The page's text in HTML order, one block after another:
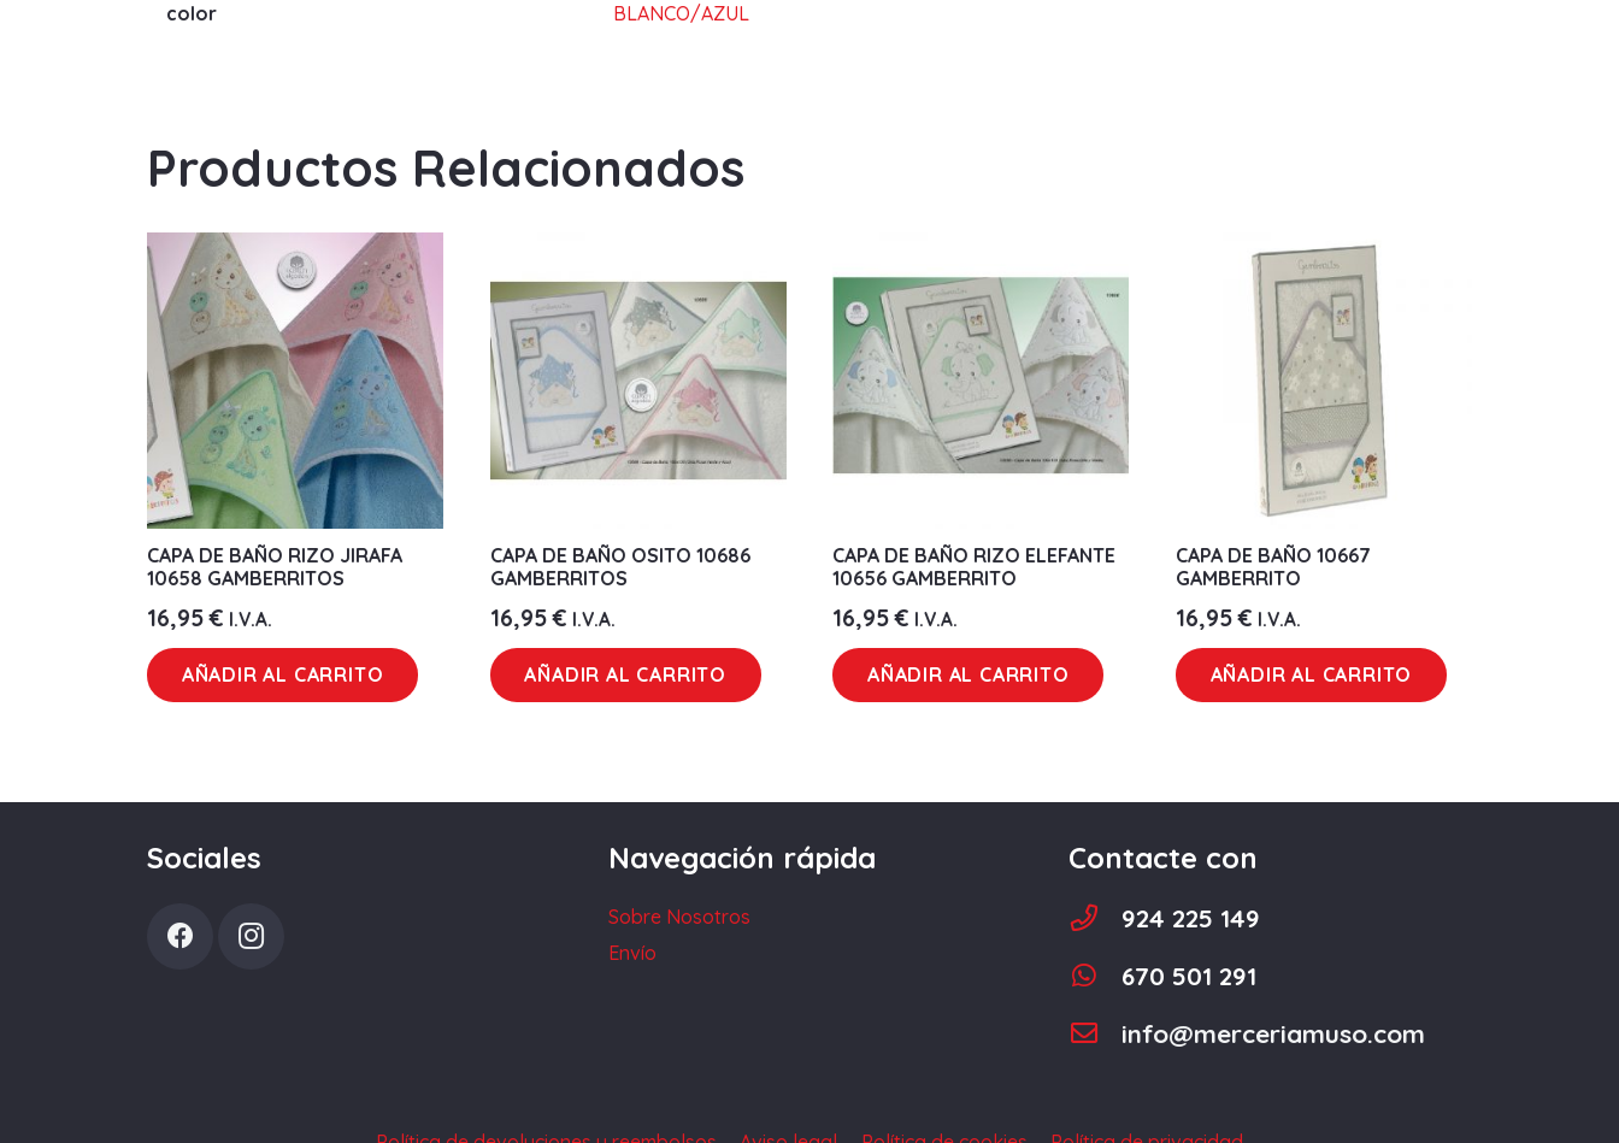
color BLANCO/AZUL
Productos Relacionados
CAPA DE BAÑO RIZO JIRAFA
10658 GAMBERRITOS
16,95€ I.V.A.
AÑADIR AL CARRITO
CAPA DE BAÑO OSITO 10686
GAMBERRITOS
16,95€ I.V.A.
AÑADIR AL CARRITO
CAPA DE BAÑO RIZO ELEFANTE
10656 GAMBERRITO
16,95€ I.V.A.
AÑADIR AL CARRITO
CAPA DE BAÑO 10667
GAMBERRITO
16,95€ I.V.A.
AÑADIR AL CARRITO
Sociales Navegación rápida
Sobre Nosotros
Envío
Contacte con
924 225 149
670 501 291
info@merceriamuso.com